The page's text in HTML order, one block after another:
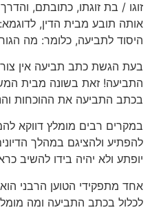
זוגו / בת זוגתו, כתובתם,
אותה תובע מבית הדין, לדוגמא:
היסוד לתביעה, כלומר: מה
בעת הגשת כתב תביעה אין
התביעה! זאת בשונה מבית
בכתב התביעה את ההוכחות
במקרים רבים מומלץ דווקא
להפתיע ולהציגם במהלך
יופתע ולא יהיה בידו להשיב
אחד מתפקידי הטוען הרבני
לכלול בכתב התביעה ומה